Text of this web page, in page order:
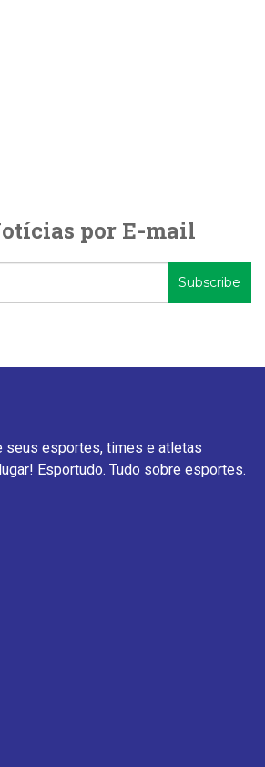
por E-mail
seus esportes, times e atletas
Esportudo. Tudo sobre esportes.